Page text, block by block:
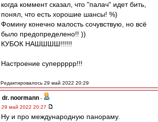
когда коммент сказал, что "палач" идет бить,
понял, что есть хорошие шансы! %)
Фомину конечно малость сочувствую, но всё
было предопределено!! ))
КУБОК НАШШШШ!!!!!!
Настроение суперрррр!!!
Редактировалось 29 май 2022 20:29
dr. noormann -
29 май 2022 20:27
Ну и про международную панораму.